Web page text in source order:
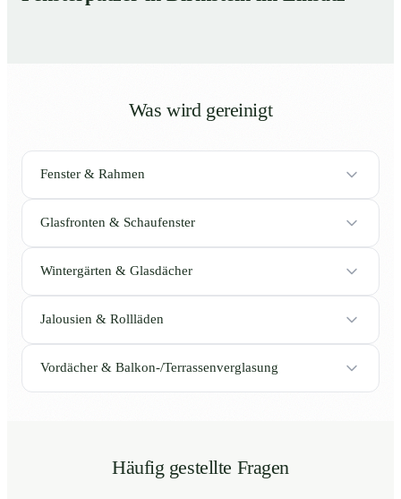
Was wird gereinigt
Fenster & Rahmen
Glasfronten & Schaufenster
Wintergärten & Glasdächer
Jalousien & Rollläden
Vordächer & Balkon-/Terrassenverglasung
Häufig gestellte Fragen